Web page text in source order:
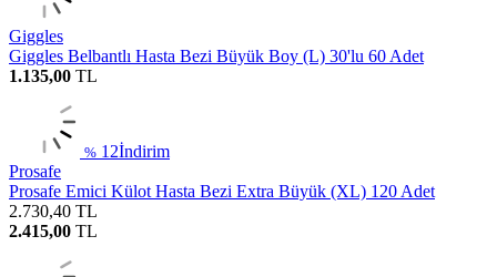
Giggles
Giggles Belbantlı Hasta Bezi Büyük Boy (L) 30'lu 60 Adet
1.135,00 TL
% 12İndirim
Prosafe
Prosafe Emici Külot Hasta Bezi Extra Büyük (XL) 120 Adet
2.730,40 TL
2.415,00 TL